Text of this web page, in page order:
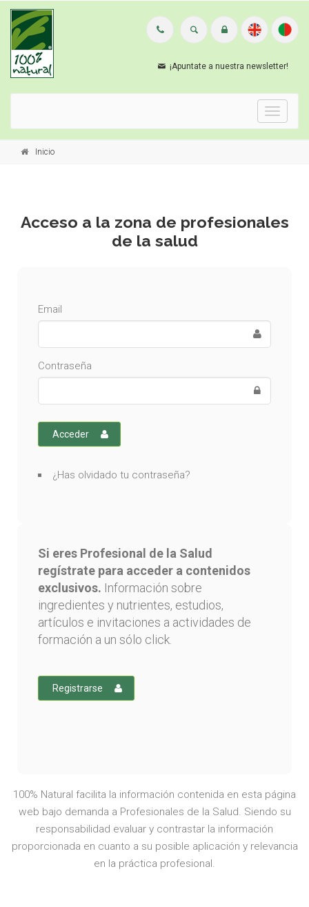
¡Apuntate a nuestra newsletter!
Menu
Inicio
Acceso a la zona de profesionales
de la salud
Email
Contraseña
Acceder
¿Has olvidado tu contraseña?
Si eres Profesional de la Salud
regístrate para acceder a contenidos
exclusivos. Información sobre
ingredientes y nutrientes, estudios,
artículos e invitaciones a actividades de
formación a un sólo click.
Registrarse
100% Natural facilita la información contenida en esta página
web bajo demanda a Profesionales de la Salud. Siendo su
responsabilidad evaluar y contrastar la información
proporcionada en cuanto a su posible aplicación y relevancia
en la práctica profesional.